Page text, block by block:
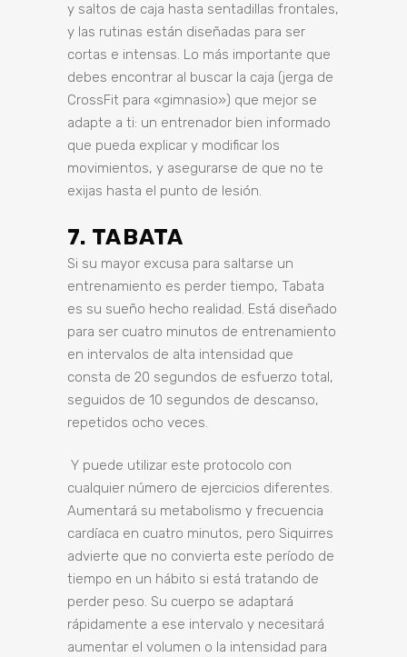
y saltos de caja hasta sentadillas frontales,
y las rutinas están diseñadas para ser
cortas e intensas. Lo más importante que
debes encontrar al buscar la caja (jerga de
CrossFit para «gimnasio») que mejor se
adapte a ti: un entrenador bien informado
que pueda explicar y modificar los
movimientos, y asegurarse de que no te
exijas hasta el punto de lesión.
7. TABATA
Si su mayor excusa para saltarse un
entrenamiento es perder tiempo, Tabata
es su sueño hecho realidad. Está diseñado
para ser cuatro minutos de entrenamiento
en intervalos de alta intensidad que
consta de 20 segundos de esfuerzo total,
seguidos de 10 segundos de descanso,
repetidos ocho veces.
Y puede utilizar este protocolo con
cualquier número de ejercicios diferentes.
Aumentará su metabolismo y frecuencia
cardíaca en cuatro minutos, pero Siquirres
advierte que no convierta este período de
tiempo en un hábito si está tratando de
perder peso. Su cuerpo se adaptará
rápidamente a ese intervalo y necesitará
aumentar el volumen o la intensidad para